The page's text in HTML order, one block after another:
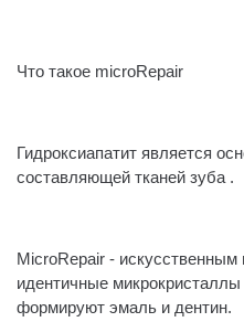
Что такое microRepair
Гидроксиапатит является
составляющей тканей зуба .
MicroRepair -
идентичные микрокристаллы
формируют эмаль и дентин.